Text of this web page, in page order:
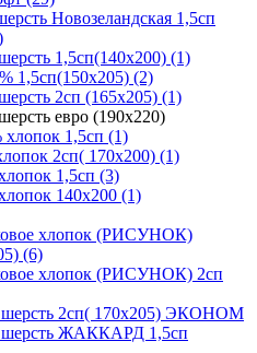
Новозеландская 1,5сп
1,5сп(140х200) (1)
1,5сп(150х205) (2)
2сп (165х205) (1)
евро (190х220)
1,5сп (1)
2сп( 170х200) (1)
1,5сп (3)
140х200 (1)
хлопок (РИСУНОК)
(6)
хлопок (РИСУНОК) 2сп
шерсть 2сп( 170х205) ЭКОНОМ
шерсть ЖАККАРД 1,5сп